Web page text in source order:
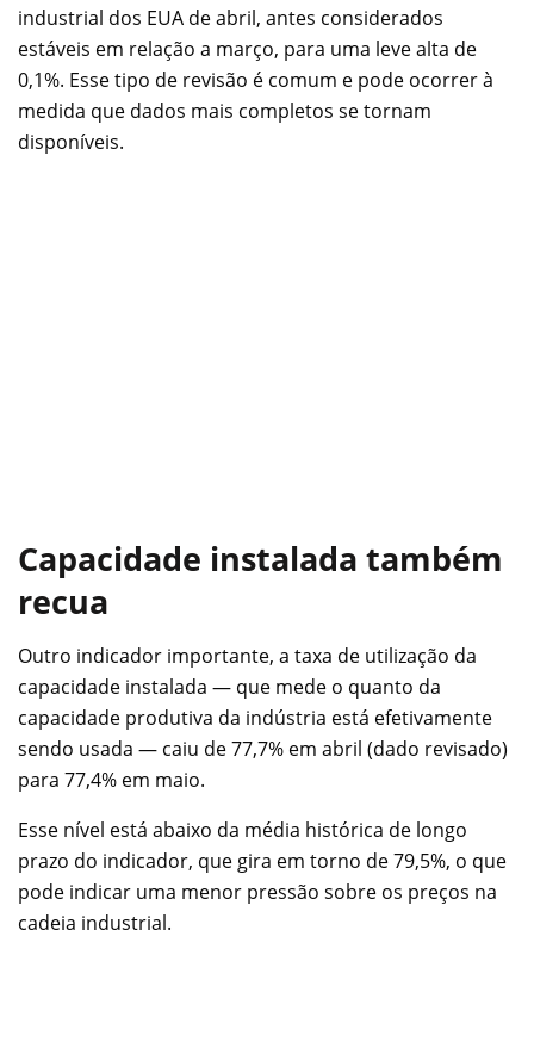
industrial dos EUA de abril, antes considerados
estáveis em relação a março, para uma leve alta de
0,1%. Esse tipo de revisão é comum e pode ocorrer à
medida que dados mais completos se tornam
disponíveis.
Capacidade instalada também
recua
Outro indicador importante, a taxa de utilização da
capacidade instalada — que mede o quanto da
capacidade produtiva da indústria está efetivamente
sendo usada — caiu de 77,7% em abril (dado revisado)
para 77,4% em maio.
Esse nível está abaixo da média histórica de longo
prazo do indicador, que gira em torno de 79,5%, o que
pode indicar uma menor pressão sobre os preços na
cadeia industrial.